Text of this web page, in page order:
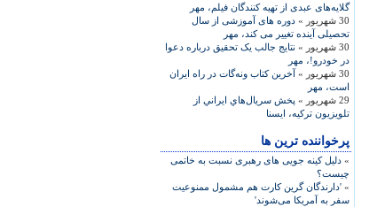
گلایه‌های عبدی از تهیه کنندگان فیلم، مهر
30 شهریور »
دوره های آموزشی از سال
تحصیلی آینده تغییر می کند، مهر
30 شهریور »
نتایج جالب یک تحقیق درباره دعوا
در خودرو!، مهر
30 شهریور »
آخرین کتاب ونه‌گات در راه ایران
است، مهر
29 شهریور »
پخش سريال‌هاي ايراني از
تلويزيون ترکيه، ايسنا
پرخواننده ترین ها
» دلیل کینه جویی های رهبری نسبت به خاتمی
چیست؟
» 'دارندگان گرین کارت هم مشمول ممنوعیت
سفر به آمریکا می‌شوند'